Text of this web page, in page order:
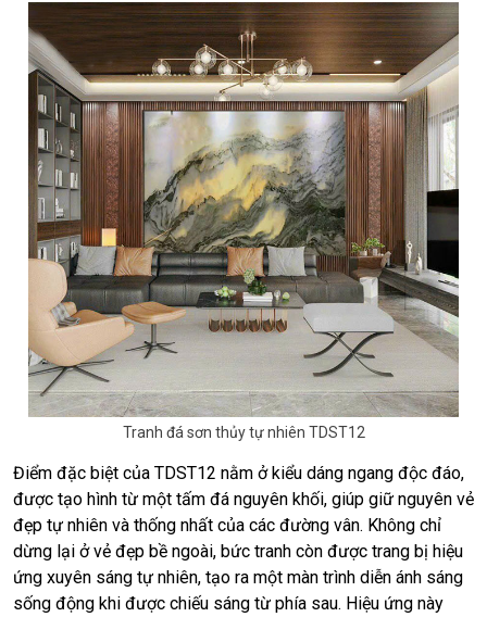
Tranh đá sơn thủy tự nhiên TDST12
Điểm đặc biệt của TDST12 nằm ở kiểu dáng ngang độc đáo,
được tạo hình từ một tấm đá nguyên khối, giúp giữ nguyên vẻ
đẹp tự nhiên và thống nhất của các đường vân. Không chỉ
dừng lại ở vẻ đẹp bề ngoài, bức tranh còn được trang bị hiệu
ứng xuyên sáng tự nhiên, tạo ra một màn trình diễn ánh sáng
sống động khi được chiếu sáng từ phía sau. Hiệu ứng này